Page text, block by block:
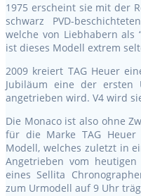
1975 erscheint sie mit der
schwarz PVD-
welche von Liebhabern als
ist dieses Modell extrem
2009 kreiert TAG Heuer
Jubiläum eine der
angetrieben wird. V4 wird
Die Monaco ist also ohne
für die Marke TAG
Modell, welches zuletzt in
Angetrieben vom
eines Sellita
zum Urmodell auf 9 Uhr